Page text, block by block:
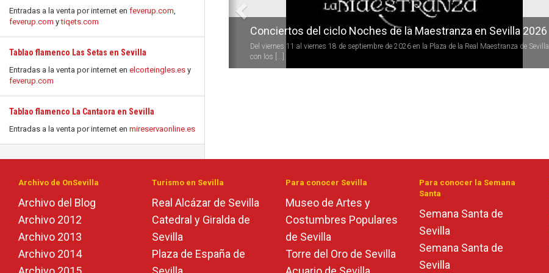
Entradas a la venta por internet en feverup.com,
feverup.com ytiqets.com
Tablao flamenco Las Setas en Sevilla
Entradas a la venta por internet en elcorteingles.es y
feverup.com
Tablao flamenco La Cantaora en Sevilla
Entradas a la venta por internet en mireservaonline.es
Conciertos del ciclo Noches de la Maestranza en Sevilla 2026
Del viernes 11 al viernes 18 de septiembre de 2026 en la Plaza de la Real Maestranza de Sevilla
con los [...]
Archivo de OnSevilla
Archivo del Blog
Archivo 2012
Archivo 2013
Archivo 2014
Turismo en Sevilla
Real Alcázar de Sevilla
Catedral y Giralda de
Sevilla
Plaza de España de
Para conocer Sevilla
Museo de Artes y
Costumbres Populares
de Sevilla
Torre del Oro de Sevilla
Para conocer la Semana
Santa
Semana Santa de
Sevilla
Semana Santa de
Sevilla